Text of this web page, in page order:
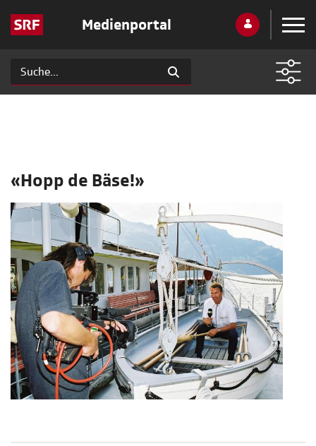
Medienportal
«Hopp de Bäse!»